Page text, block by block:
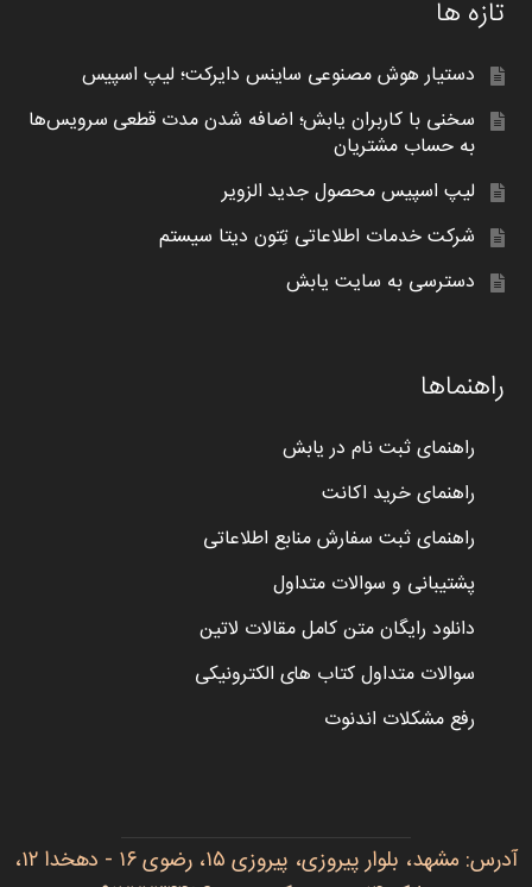
تازه ها
دستیار هوش مصنوعی ساینس دایرکت؛ لیپ اسپیس
سخنی با کاربران یابش؛ اضافه شدن مدت قطعی سرویس‌ها
به حساب مشتریان
لیپ اسپیس محصول جدید الزویر
شرکت خدمات اطلاعاتی تِتون دیتا سیستم
دسترسی به سایت یابش
راهنماها
راهنمای ثبت نام در یابش
راهنمای خرید اکانت
راهنمای ثبت سفارش منابع اطلاعاتی
پشتیبانی و سوالات متداول
دانلود رایگان متن کامل مقالات لاتین
سوالات متداول کتاب های الکترونیکی
رفع مشکلات اندنوت
آدرس: مشهد، بلوار پیروزی، پیروزی ۱۵، رضوی ۱۶ - دهخدا ۱۲،